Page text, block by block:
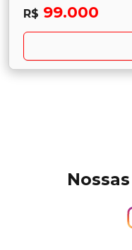
R$ 99.000